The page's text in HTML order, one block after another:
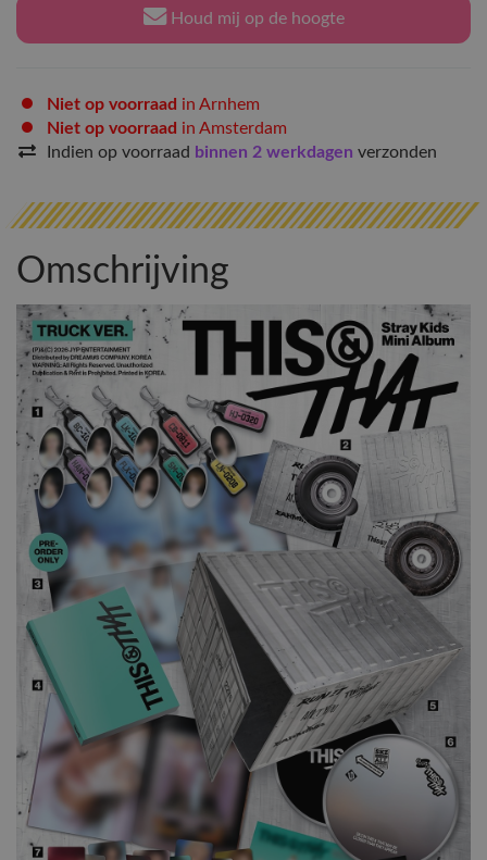
Houd mij op de hoogte
Niet op voorraad in Arnhem
Niet op voorraad in Amsterdam
Indien op voorraad binnen 2 werkdagen verzonden
Omschrijving